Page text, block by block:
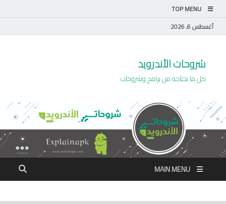
TOP MENU
أغسطس 6, 2026
شروحات الأندرويد
كل ما تحتاجه من برامج وشروحات
MAIN MENU